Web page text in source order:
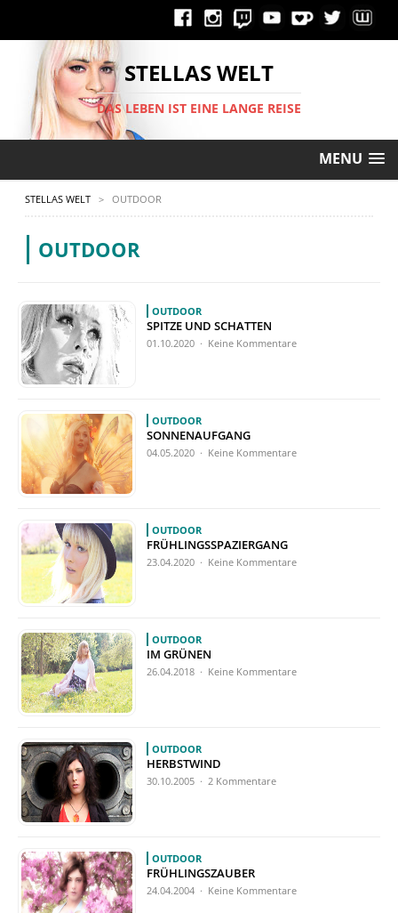
STELLAS WELT
DAS LEBEN IST EINE LANGE REISE
MENU
STELLAS WELT > OUTDOOR
OUTDOOR
OUTDOOR
SPITZE UND SCHATTEN
01.10.2020 · Keine Kommentare
OUTDOOR
SONNENAUFGANG
04.05.2020 · Keine Kommentare
OUTDOOR
FRÜHLINGSSPAZIERGANG
23.04.2020 · Keine Kommentare
OUTDOOR
IM GRÜNEN
26.04.2018 · Keine Kommentare
OUTDOOR
HERBSTWIND
30.10.2005 · 2 Kommentare
OUTDOOR
FRÜHLINGSZAUBER
24.04.2004 · Keine Kommentare